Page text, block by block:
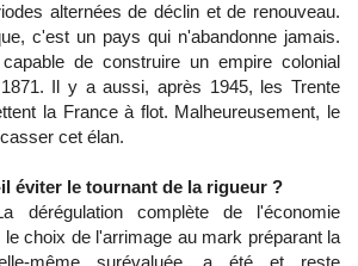
alternées de déclin et de renouveau.
c'est un pays qui n'abandonne jamais.
de construire un empire colonial
Il y a aussi, après 1945, les Trente
la France à flot. Malheureusement, le
cet élan.
éviter le tournant de la rigueur ?
dérégulation complète de l'économie
choix de l'arrimage au mark préparant la
même surévaluée, a été et reste